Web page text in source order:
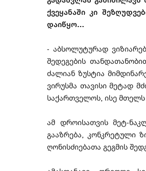
ქვეყანაში კი
დაიწყო…
- აბსოლუტურად
შედეგების
ძალიან ზუსტია
ვირუსმა თავისი მეტად
საქართველოს, ისე
ამ დროისათვის მეტ-
გააზრება, კონკრეტული
ღონისძიებათა გეგმის